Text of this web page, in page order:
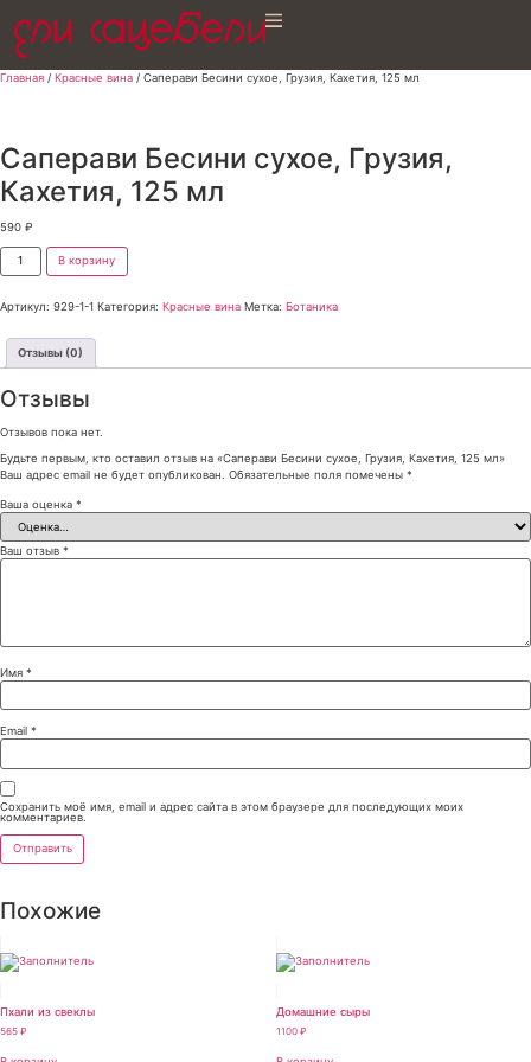
Главная / Красные вина / Саперави Бесини сухое, Грузия, Кахетия, 125 мл
Саперави Бесини сухое, Грузия,
Кахетия, 125 мл
590 ₽
В корзину
Артикул: 929-1-1 Категория: Красные вина Метка: Ботаника
Отзывы (0)
Отзывы
Отзывов пока нет.
Будьте первым, кто оставил отзыв на «Саперави Бесини сухое, Грузия, Кахетия, 125 мл»
Ваш адрес email не будет опубликован. Обязательные поля помечены *
Ваша оценка *
Ваш отзыв *
Имя *
Email *
Сохранить моё имя, email и адрес сайта в этом браузере для последующих моих
комментариев.
Похожие
Пхали из свеклы
565 ₽
Домашние сыры
1100 ₽